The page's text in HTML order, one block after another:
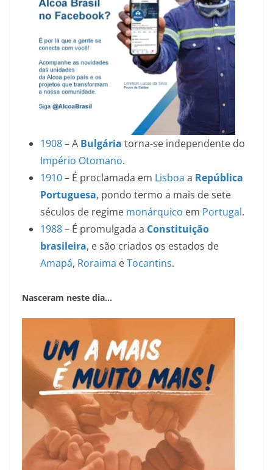
1908– A Bulgária torna-se independente do
Império Otomano.
1910– É proclamada em Lisboa a República
Portuguesa, pondo termo a mais de sete
séculos de regime monárquico em Portugal.
1988– É promulgada a Constituição
brasileira, e são criados os estados de
Amapá, Roraima eTocantins.
Nasceram neste dia…